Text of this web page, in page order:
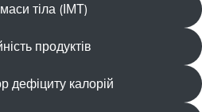
тіла (ІМТ)
продуктів
дефіциту калорій